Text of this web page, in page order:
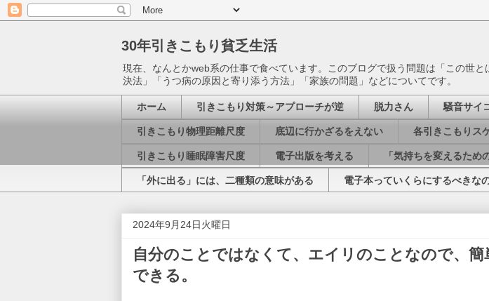
30年引きこもり貧乏生活
現在、なんとかweb系の仕事で食べています。このブログで扱う問題は「この世
決法」「うつ病の原因と寄り添う方法」「家族の問題」などについてです。
ホーム 引きこもり対策～アプローチが逆 脱力さん 騒音サイ
引きこもり物理距離尺度 底辺に行かざるをえない 各引きこもりス
引きこもり睡眠障害尺度 電子出版を考える 「気持ちを変えるた
「外に出る」には、二種類の意味がある 電子本っていくらにするべきな
2024年9月24日火曜日
自分のことではなくて、エイリのことなので、簡
できる。